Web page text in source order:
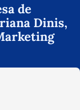
de
Dinis,